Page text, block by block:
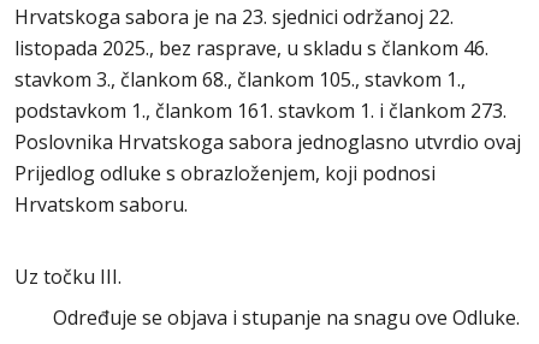
Hrvatskoga sabora je na 23. sjednici održanoj 22.
listopada 2025., bez rasprave, u skladu s člankom 46.
stavkom 3., člankom 68., člankom 105., stavkom 1.,
podstavkom 1., člankom 161. stavkom 1. i člankom 273.
Poslovnika Hrvatskoga sabora jednoglasno utvrdio ovaj
Prijedlog odluke s obrazloženjem, koji podnosi
Hrvatskom saboru.
Uz točku III.
Određuje se objava i stupanje na snagu ove Odluke.